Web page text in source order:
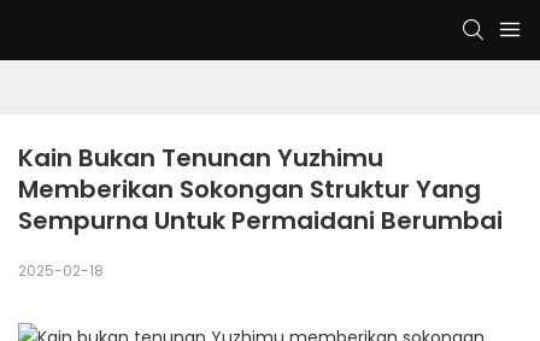
Kain Bukan Tenunan Yuzhimu
Memberikan Sokongan Struktur Yang
Sempurna Untuk Permaidani Berumbai
2025-02-18